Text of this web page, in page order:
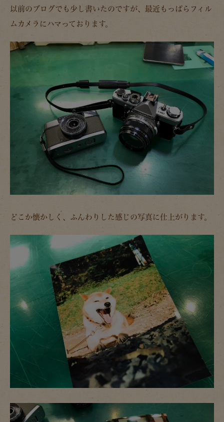
以前のブログでも少し書いたのですが、最近もっぱらフィル
ムカメラにハマっております。
どこか懐かしく、ふんわりした感じの写真に仕上がります。